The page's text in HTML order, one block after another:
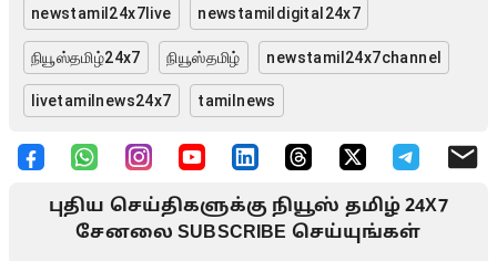
newstamil24x7live newstamildigital24x7
நியூஸ்தமிழ்24x7 நியூஸ்தமிழ் newstamil24x7channel
livetamilnews24x7 tamilnews
புதிய செய்திகளுக்கு நியூஸ் தமிழ் 24X7
சேனலை SUBSCRIBE செய்யுங்கள்